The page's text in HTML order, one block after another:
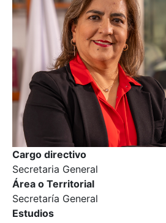
Cargo directivo
Secretaria General
Área o Territorial
Secretaría General
Estudios